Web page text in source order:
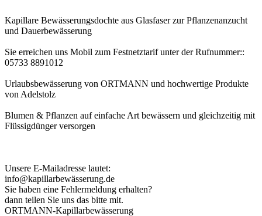
Kapillare Bewässerungsdochte aus Glasfaser zur Pflanzenanzucht
und Dauerbewässerung
Sie erreichen uns Mobil zum Festnetztarif unter der Rufnummer::
05733 8891012
Urlaubsbewässerung von ORTMANN und hochwertige Produkte
von Adelstolz
Blumen & Pflanzen auf einfache Art bewässern und gleichzeitig mit
Flüssigdünger versorgen
Unsere E-Mailadresse lautet:
info@kapillarbewässerung.de
Sie haben eine Fehlermeldung erhalten?
dann teilen Sie uns das bitte mit.
ORTMANN-Kapillarbewässerung